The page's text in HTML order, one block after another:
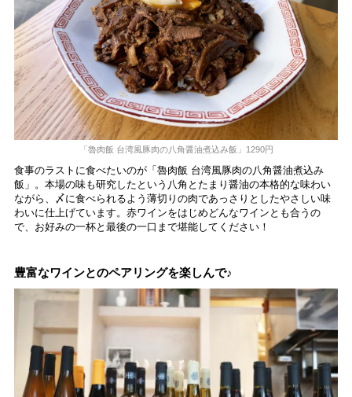
「魯肉飯 台湾風豚肉の八角醤油煮込み飯」1290円
食事のラストに食べたいのが「魯肉飯 台湾風豚肉の八角醤油煮込み
飯」。本場の味も研究したという八角とたまり醤油の本格的な味わい
ながら、〆に食べられるよう薄切りの肉であっさりとしたやさしい味
わいに仕上げています。赤ワインをはじめどんなワインとも合うの
で、お好みの一杯と最後の一口まで堪能してください！
豊富なワインとのペアリングを楽しんで♪